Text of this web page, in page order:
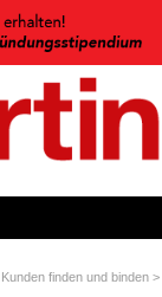
Kunden finden und binden >